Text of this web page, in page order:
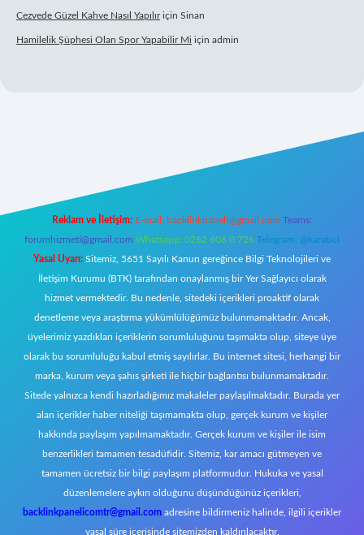
Cezvede Güzel Kahve Nasıl Yapılıriçin Sinan
Hamilelik Şüphesi Olan Spor Yapabilir Mi için admin
Reklam ve İletişim: E-mail: backlinkpaneli@gmail.com Teams:
forumhizmeti@gmail.com Whatsapp: 0262 606 0 726 Telegram: @karabul
Yasal Uyarı: Sitemiz, 5651 Sayılı Kanun gereğince Bilgi Teknolojileri ve
İletişim Kurumu (BTK) tarafından onaylanmış bir Yer Sağlayıcı olarak
hizmet vermektedir. Bu nedenle, sitedeki içerikleri proaktif olarak
denetleme veya araştırma yükümlülüğümüz bulunmamaktadır. Ancak,
üyelerimiz yazdıkları içeriklerin sorumluluğunu taşımakta olup, siteye üye
olarak bu sorumluluğu kabul etmiş sayılırlar. Bu internet sitesi, herhangi bir
marka, kurum veya şahıs şirketi ile hiçbir bağlantısı bulunmamaktadır.
Sitede yalnızca kendi hazırladığımız makaleler paylaşılmaktadır. Burada yer
alan içerikler haber niteliği taşımamakta olup, gerçek kurum ve kişiler
hakkında paylaşım yapılmamaktadır. Gerçek kurum ve kişiler ile isim
benzerlikleri tamamen tesadüfidir. Sitemiz, kar amacı gütmeyen ve
tamamen ücretsiz bir bilgi paylaşım platformudur. Hukuka ve yasal
düzenlemelere aykırı olduğunu düşündüğünüz içerikleri,
backlinkpanelicomtr@gmail.com adresine bildirmeniz halinde, ilgili içerikler
yasal süre içerisinde sitemizden kaldırılacaktır.